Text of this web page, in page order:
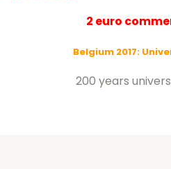
2 euro
Belgium 2017:
200 years